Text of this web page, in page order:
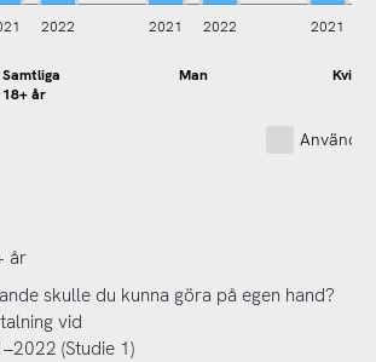
Samtliga
18+ år
Man
2022 2021 2022 2021
år
skulle du kunna göra på egen hand?
vid
(Studie 1)